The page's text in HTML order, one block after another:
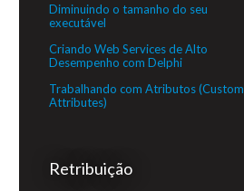
Diminuindo o tamanho do seu
executável
Criando Web Services de Alto
Desempenho com Delphi
Trabalhando com Atributos (Custom
Attributes)
Retribuição